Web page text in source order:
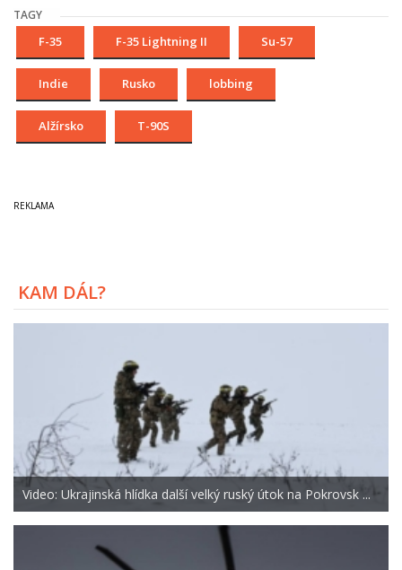
TAGY
F-35 F-35 Lightning II Su-57
Indie Rusko lobbing
Alžírsko T-90S
KAM DÁL?
Video: Ukrajinská hlídka další velký ruský útok na Pokrovsk ...